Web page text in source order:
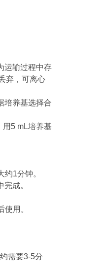
运输过程中存
弃，可离心
培养基选择合
5 mL培养基
1分钟。
成。
用。
需要3-5分